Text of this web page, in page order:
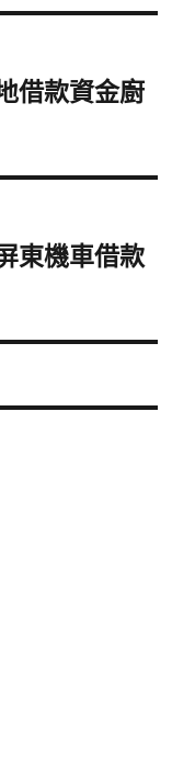
借款資金廚
東機車借款